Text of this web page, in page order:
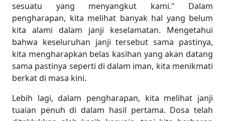
sesuatu yang menyangkut kami." Dalam
pengharapan, kita melihat banyak hal yang belum
kita alami dalam janji keselamatan. Mengetahui
bahwa keseluruhan janji tersebut sama pastinya,
kita mengharapkan belas kasihan yang akan datang
sama pastinya seperti di dalam iman, kita menikmati
berkat di masa kini.
Lebih lagi, dalam pengharapan, kita melihat janji
tuaian penuh di dalam hasil pertama. Dosa telah